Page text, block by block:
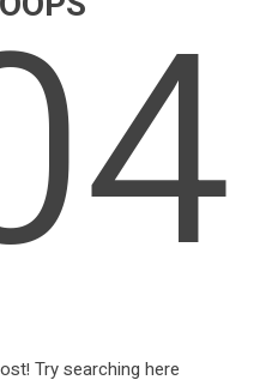
Try searching here